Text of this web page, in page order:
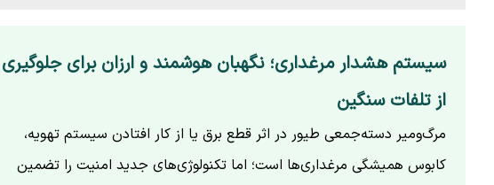
سیستم هشدار مرغداری؛ نگهبان هوشمند و ارزان برای جلوگیری
از تلفات سنگین
مرگ‌ومیر دسته‌جمعی طیور در اثر قطع برق یا از کار افتادن سیستم تهویه،
کابوس همیشگی مرغداری‌ها است؛ اما تکنولوژی‌های جدید امنیت را تضمین